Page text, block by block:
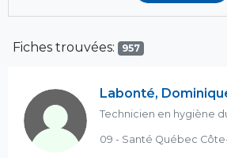
Fiches trouvées: 957
Labonté,
Technicien en hygiène
09 - Santé Québec